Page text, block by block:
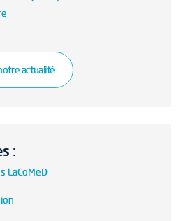
actualité
:
LaCoMeD